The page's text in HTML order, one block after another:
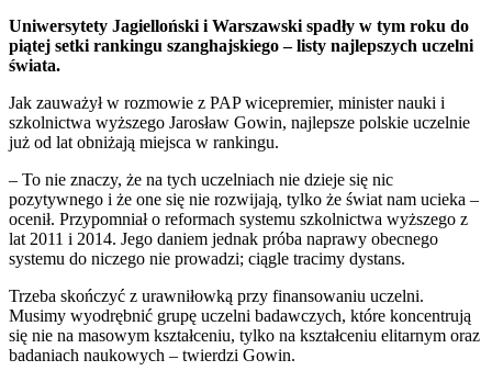
Uniwersytety Jagielloński i Warszawski spadły w tym roku do
piątej setki rankingu szanghajskiego – listy najlepszych uczelni
świata.
Jak zauważył w rozmowie z PAP wicepremier, minister nauki i
szkolnictwa wyższego Jarosław Gowin, najlepsze polskie uczelnie
już od lat obniżają miejsca w rankingu.
– To nie znaczy, że na tych uczelniach nie dzieje się nic
pozytywnego i że one się nie rozwijają, tylko że świat nam ucieka –
ocenił. Przypomniał o reformach systemu szkolnictwa wyższego z
lat 2011 i 2014. Jego daniem jednak próba naprawy obecnego
systemu do niczego nie prowadzi; ciągle tracimy dystans.
Trzeba skończyć z urawniłowką przy finansowaniu uczelni.
Musimy wyodrębnić grupę uczelni badawczych, które koncentrują
się nie na masowym kształceniu, tylko na kształceniu elitarnym oraz
badaniach naukowych – twierdzi Gowin.